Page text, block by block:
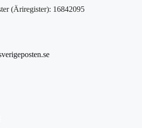
(Äriregister): 16842095